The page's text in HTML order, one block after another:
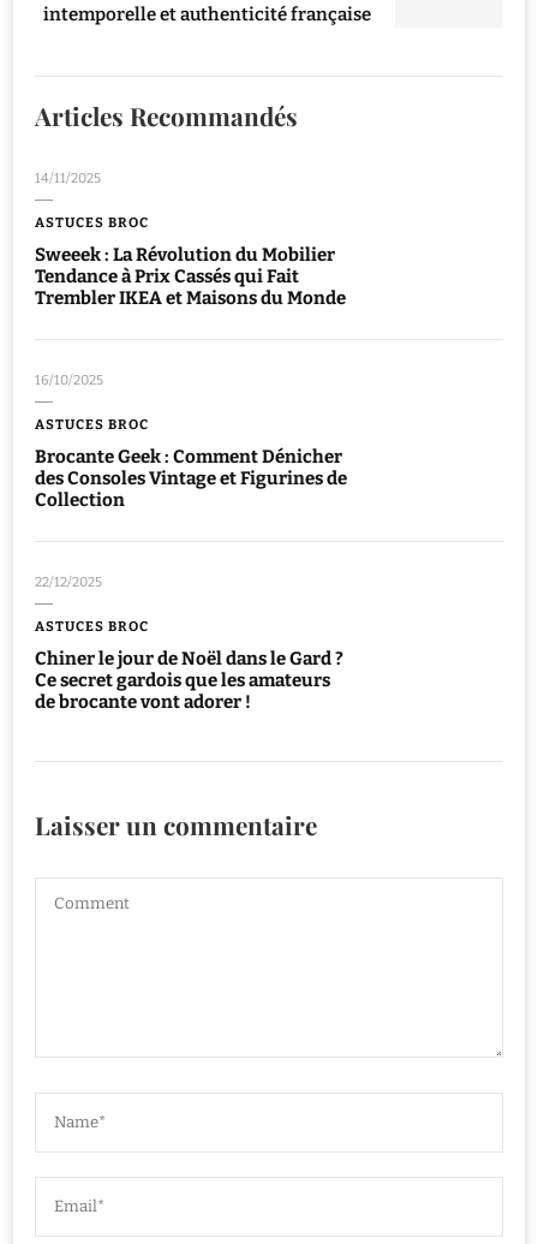
intemporelle et authenticité française
Articles Recommandés
14/11/2025
ASTUCES BROC
Sweeek : La Révolution du Mobilier
Tendance à Prix Cassés qui Fait
Trembler IKEA et Maisons du Monde
16/10/2025
ASTUCES BROC
Brocante Geek : Comment Dénicher
des Consoles Vintage et Figurines de
Collection
22/12/2025
ASTUCES BROC
Chiner le jour de Noël dans le Gard ?
Ce secret gardois que les amateurs
de brocante vont adorer !
Laisser un commentaire